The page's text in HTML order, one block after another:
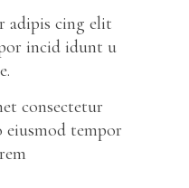
adipis cing elit
incid idunt u
consectetur
eiusmod tempor